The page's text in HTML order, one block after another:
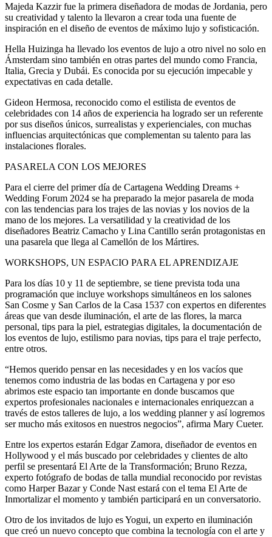
Majeda Kazzir fue la primera diseñadora de modas de Jordania, pero
su creatividad y talento la llevaron a crear toda una fuente de
inspiración en el diseño de eventos de máximo lujo y sofisticación.
Hella Huizinga ha llevado los eventos de lujo a otro nivel no solo en
Ámsterdam sino también en otras partes del mundo como Francia,
Italia, Grecia y Dubái. Es conocida por su ejecución impecable y
expectativas en cada detalle.
Gideon Hermosa, reconocido como el estilista de eventos de
celebridades con 14 años de experiencia ha logrado ser un referente
por sus diseños únicos, surrealistas y experienciales, con muchas
influencias arquitectónicas que complementan su talento para las
instalaciones florales.
PASARELA CON LOS MEJORES
Para el cierre del primer día de Cartagena Wedding Dreams +
Wedding Forum 2024 se ha preparado la mejor pasarela de moda
con las tendencias para los trajes de las novias y los novios de la
mano de los mejores. La versatilidad y la creatividad de los
diseñadores Beatriz Camacho y Lina Cantillo serán protagonistas en
una pasarela que llega al Camellón de los Mártires.
WORKSHOPS, UN ESPACIO PARA EL APRENDIZAJE
Para los días 10 y 11 de septiembre, se tiene prevista toda una
programación que incluye workshops simultáneos en los salones
San Cosme y San Carlos de la Casa 1537 con expertos en diferentes
áreas que van desde iluminación, el arte de las flores, la marca
personal, tips para la piel, estrategias digitales, la documentación de
los eventos de lujo, estilismo para novias, tips para el traje perfecto,
entre otros.
“Hemos querido pensar en las necesidades y en los vacíos que
tenemos como industria de las bodas en Cartagena y por eso
abrimos este espacio tan importante en donde buscamos que
expertos profesionales nacionales e internacionales enriquezcan a
través de estos talleres de lujo, a los wedding planner y así logremos
ser mucho más exitosos en nuestros negocios”, afirma Mary Cueter.
Entre los expertos estarán Edgar Zamora, diseñador de eventos en
Hollywood y el más buscado por celebridades y clientes de alto
perfil se presentará El Arte de la Transformación; Bruno Rezza,
experto fotógrafo de bodas de talla mundial reconocido por revistas
como Harper Bazar y Conde Nast estará con el tema El Arte de
Inmortalizar el momento y también participará en un conversatorio.
Otro de los invitados de lujo es Yogui, un experto en iluminación
que creó un nuevo concepto que combina la tecnología con el arte y